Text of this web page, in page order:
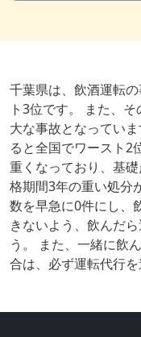
千葉県は、飲酒運転
ト3位です。 また、
大な事故となってい
ると全国でワースト2
重くなっており、基
格期間3年の重い処分
数を早急に0件にし、
きないよう、飲んだ
う。 また、一緒に飲
合は、必ず運転代行を